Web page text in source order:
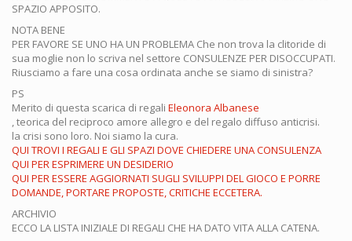
SPAZIO APPOSITO.
NOTA BENE
PER FAVORE SE UNO HA UN PROBLEMA Che non trova la clitoride di
sua moglie non lo scriva nel settore CONSULENZE PER DISOCCUPATI.
Riusciamo a fare una cosa ordinata anche se siamo di sinistra?
PS
Merito di questa scarica di regali Eleonora Albanese
, teorica del reciproco amore allegro e del regalo diffuso anticrisi.
la crisi sono loro. Noi siamo la cura.
QUI TROVI I REGALI E GLI SPAZI DOVE CHIEDERE UNA CONSULENZA
QUI PER ESPRIMERE UN DESIDERIO
QUI PER ESSERE AGGIORNATI SUGLI SVILUPPI DEL GIOCO E PORRE
DOMANDE, PORTARE PROPOSTE, CRITICHE ECCETERA.
ARCHIVIO
ECCO LA LISTA INIZIALE DI REGALI CHE HA DATO VITA ALLA CATENA.